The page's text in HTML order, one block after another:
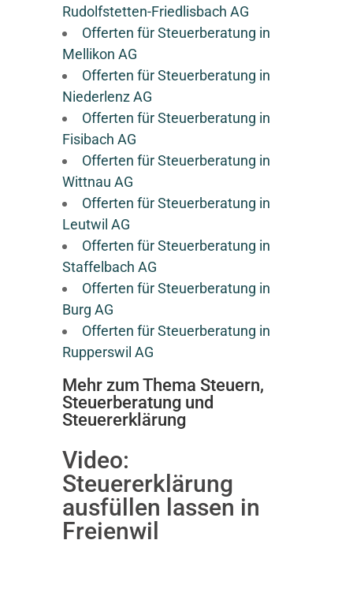
Rudolfstetten-Friedlisbach AG
Offerten für Steuerberatung in
Mellikon AG
Offerten für Steuerberatung in
Niederlenz AG
Offerten für Steuerberatung in
Fisibach AG
Offerten für Steuerberatung in
Wittnau AG
Offerten für Steuerberatung in
Leutwil AG
Offerten für Steuerberatung in
Staffelbach AG
Offerten für Steuerberatung in
Burg AG
Offerten für Steuerberatung in
Rupperswil AG
Mehr zum Thema Steuern,
Steuerberatung und
Steuererklärung
Video:
Steuererklärung
ausfüllen lassen in
Freienwil